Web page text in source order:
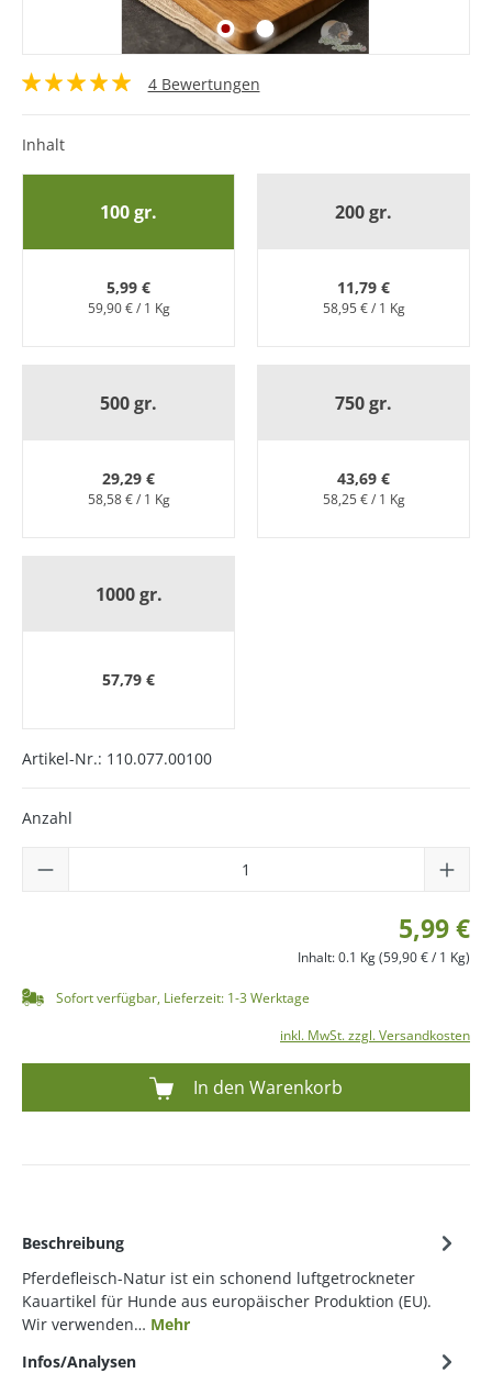
4 Bewertungen
Inhalt
100 gr.
5,99 €
59,90 € / 1 Kg
200 gr.
11,79 €
58,95 € / 1 Kg
500 gr.
29,29 €
58,58 € / 1 Kg
750 gr.
43,69 €
58,25 € / 1 Kg
1000 gr.
57,79 €
Artikel-Nr.: 110.077.00100
Anzahl
5,99 €
Inhalt:0.1 Kg(59,90 € / 1 Kg)
Sofort verfügbar, Lieferzeit: 1-3 Werktage
inkl. MwSt. zzgl. Versandkosten
In den Warenkorb
Beschreibung
Pferdefleisch-Natur ist ein schonend luftgetrockneter
Kauartikel für Hunde aus europäischer Produktion (EU).
Wir verwenden… Mehr
Infos/Analysen